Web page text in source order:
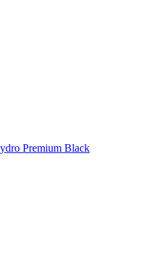
Premium Black